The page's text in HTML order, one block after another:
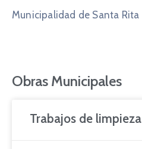
Municipalidad de Santa Rita
Obras Municipales
Trabajos de